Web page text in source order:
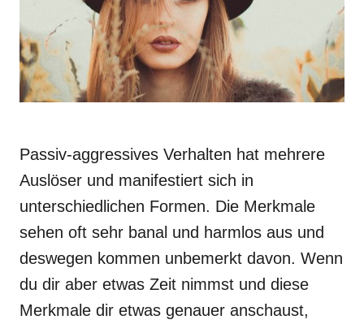
Passiv-aggressives Verhalten hat mehrere
Auslöser und manifestiert sich in
unterschiedlichen Formen. Die Merkmale
sehen oft sehr banal und harmlos aus und
deswegen kommen unbemerkt davon. Wenn
du dir aber etwas Zeit nimmst und diese
Merkmale dir etwas genauer anschaust,